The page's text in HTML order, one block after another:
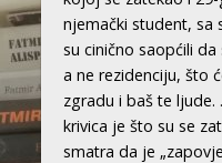
njemački student, sa
su cinično saopćili
a ne rezidenciju, što
zgradu i baš te
krivica je što su se
smatra da je